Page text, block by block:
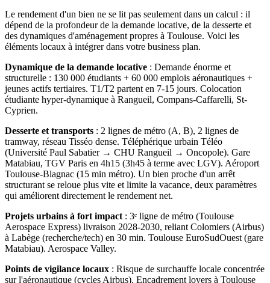
Le rendement d'un bien ne se lit pas seulement dans un calcul : il
dépend de la profondeur de la demande locative, de la desserte et
des dynamiques d'aménagement propres à Toulouse. Voici les
éléments locaux à intégrer dans votre business plan.
Dynamique de la demande locative : Demande énorme et
structurelle : 130 000 étudiants + 60 000 emplois aéronautiques +
jeunes actifs tertiaires. T1/T2 partent en 7-15 jours. Colocation
étudiante hyper-dynamique à Rangueil, Compans-Caffarelli, St-
Cyprien.
Desserte et transports : 2 lignes de métro (A, B), 2 lignes de
tramway, réseau Tisséo dense. Téléphérique urbain Téléo
(Université Paul Sabatier → CHU Rangueil → Oncopole). Gare
Matabiau, TGV Paris en 4h15 (3h45 à terme avec LGV). Aéroport
Toulouse-Blagnac (15 min métro). Un bien proche d'un arrêt
structurant se reloue plus vite et limite la vacance, deux paramètres
qui améliorent directement le rendement net.
Projets urbains à fort impact : 3ᵉ ligne de métro (Toulouse
Aerospace Express) livraison 2028-2030, reliant Colomiers (Airbus)
à Labège (recherche/tech) en 30 min. Toulouse EuroSudOuest (gare
Matabiau). Aerospace Valley.
Points de vigilance locaux : Risque de surchauffe locale concentrée
sur l'aéronautique (cycles Airbus). Encadrement loyers à Toulouse